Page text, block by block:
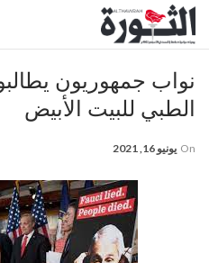
نواب جمهوريون
الطبي للبيت الأبيض
On يونيو 16, 2021